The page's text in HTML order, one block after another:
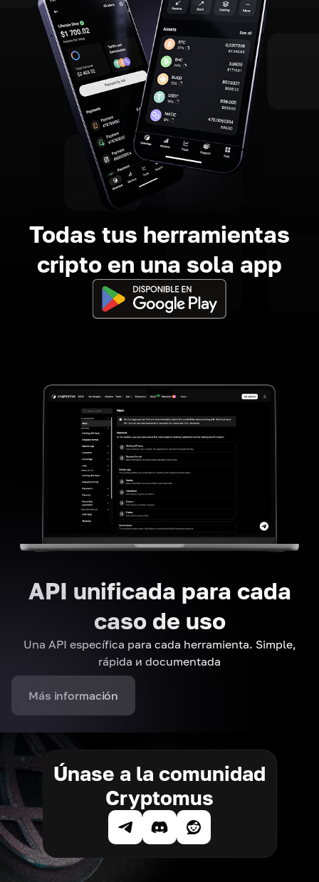
Todas tus herramientas
cripto en una sola app
API unificada para cada
caso de uso
Una API específica para cada herramienta. Simple,
rápida и documentada
Más información
Únase a la comunidad
Cryptomus